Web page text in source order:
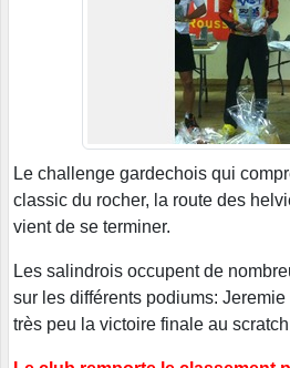
Le challenge gardechois qui
classic du rocher, la route des
vient de se terminer.
Les salindrois occupent de
sur les différents podiums:
très peu la victoire finale au